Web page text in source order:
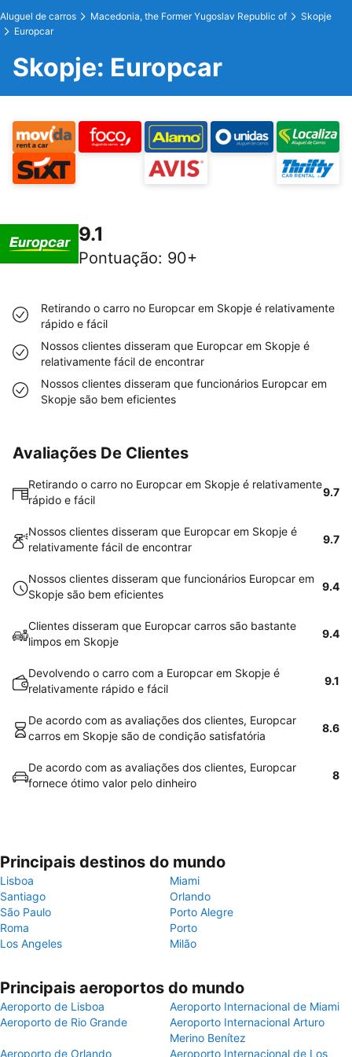
Aluguel de carros Macedonia, the Former Yugoslav Republic of
Skopje
Europcar
Skopje: Europcar
9.1
Pontuação: 90+
Retirando o carro no Europcar em Skopje é relativamente
rápido e fácil
Nossos clientes disseram que Europcar em Skopje é
relativamente fácil de encontrar
Nossos clientes disseram que funcionários Europcar em
Skopje são bem eficientes
Avaliações De Clientes
Retirando o carro no Europcar em Skopje é relativamente
rápido e fácil
9.7
Nossos clientes disseram que Europcar em Skopje é
relativamente fácil de encontrar
9.7
Nossos clientes disseram que funcionários Europcar em
Skopje são bem eficientes
9.4
Clientes disseram que Europcar carros são bastante
limpos em Skopje
9.4
Devolvendo o carro com a Europcar em Skopje é
relativamente rápido e fácil
9.1
De acordo com as avaliações dos clientes, Europcar
carros em Skopje são de condição satisfatória
8.6
De acordo com as avaliações dos clientes, Europcar
fornece ótimo valor pelo dinheiro
8
Principais destinos do mundo
Lisboa
Miami
Santiago
Orlando
São Paulo
Porto Alegre
Roma
Porto
Los Angeles
Milão
Principais aeroportos do mundo
Aeroporto de Lisboa
Aeroporto Internacional de Miami
Aeroporto de Rio Grande
Aeroporto Internacional Arturo
Merino Benítez
Aeroporto de Orlando
Aeroporto Internacional de Los